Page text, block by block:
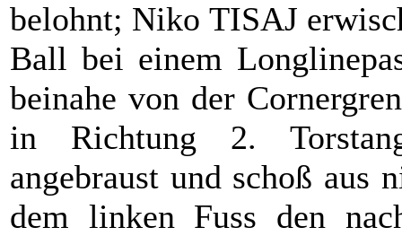
belohnt; Niko TISAJ
Ball bei einem
beinahe von der
in Richtung 2.
angebraust und schoß
dem linken Fuss den